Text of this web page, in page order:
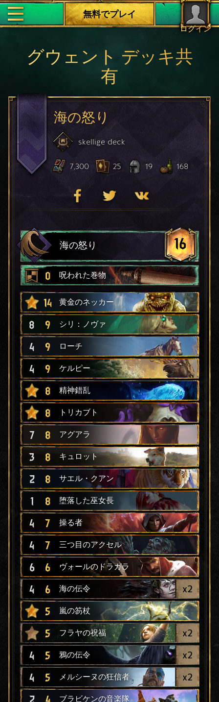
ログイン
無料でプレイ
グウェント デッキ共
有
海の怒り
skellige deck
7,300 25 19 168
海の怒り 16
0 呪われた巻物
14 黄金のネッカー
8 9 シリ：ノヴァ
4 9 ローチ
4 9 ケルピー
8 精神錯乱
8 トリカブト
7 8 アグアラ
3 8 キュロット
2 8 サエル・クアン
1 8 堕落した巫女長
4 7 操る者
4 7 三つ目のアクセル
6 6 ヴォールのドラガラ
4 6 海の伝令 x2
5 嵐の笏杖
5 フラヤの祝福 x2
4 5 鴉の伝令 x2
4 5 メルシーヌの狂信者 x2
2 4 ブラビケンの音楽隊